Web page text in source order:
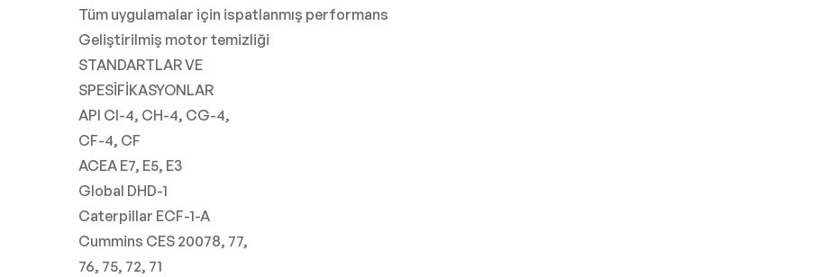
Tüm uygulamalar için ispatlanmış performans
Geliştirilmiş motor temizliği
STANDARTLAR VE
SPESİFİKASYONLAR
API CI-4, CH-4, CG-4,
CF-4, CF
ACEA E7, E5, E3
Global DHD-1
Caterpillar ECF-1-A
Cummins CES 20078, 77,
76, 75, 72, 71